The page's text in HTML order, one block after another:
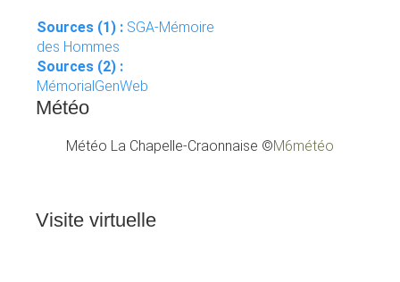
Sources (1) : SGA-Mémoire
des Hommes
Sources (2) :
MémorialGenWeb
Météo
Météo La Chapelle-Craonnaise ©M6météo
Visite virtuelle